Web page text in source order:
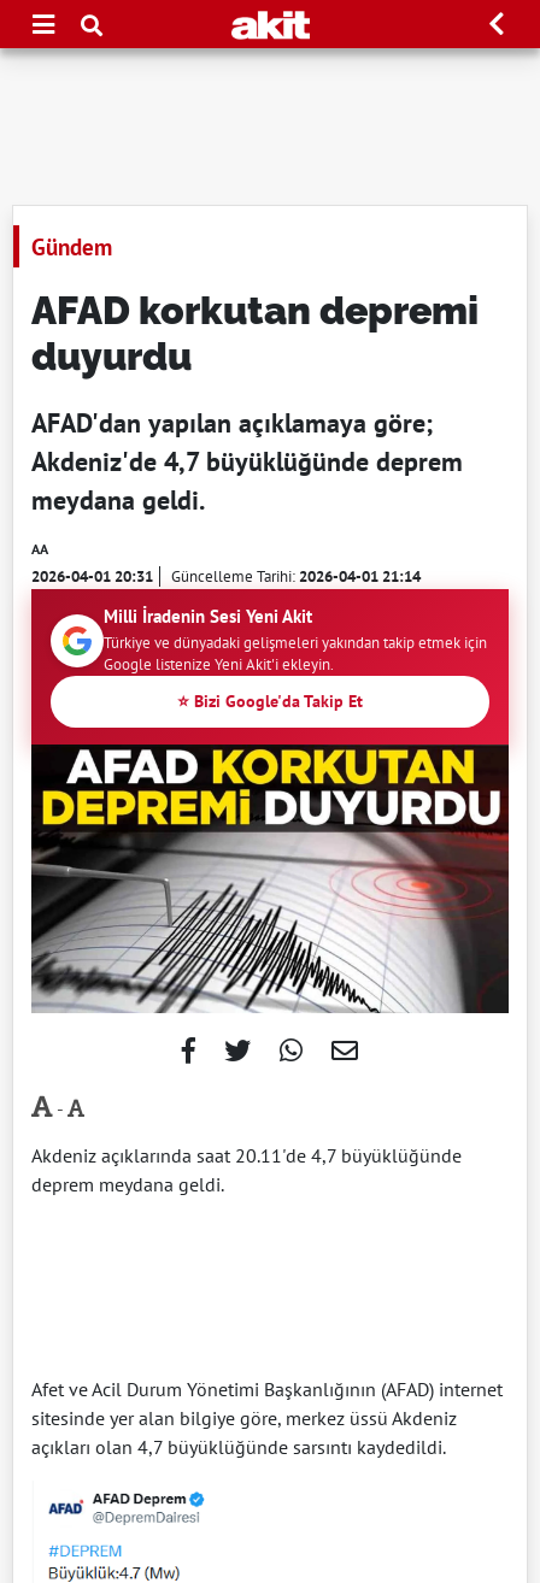
Gündem
AFAD korkutan depremi
duyurdu
AFAD'dan yapılan açıklamaya göre;
Akdeniz'de 4,7 büyüklüğünde deprem
meydana geldi.
AA
2026-04-01 20:31 Güncelleme Tarihi:2026-04-01 21:14
Milli İradenin Sesi Yeni Akit
Türkiye ve dünyadaki gelişmeleri yakından takip etmek için
Google listenize Yeni Akit'i ekleyin.
⭐ Bizi Google'da Takip Et
-
Akdeniz açıklarında saat 20.11'de 4,7 büyüklüğünde
deprem meydana geldi.
Afet ve Acil Durum Yönetimi Başkanlığının (AFAD) internet
sitesinde yer alan bilgiye göre, merkez üssü Akdeniz
açıkları olan 4,7 büyüklüğünde sarsıntı kaydedildi.